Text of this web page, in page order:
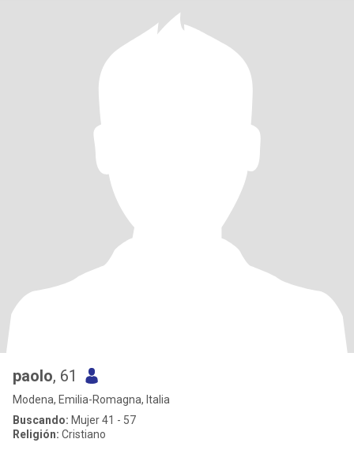
paolo, 61
Modena, Emilia-Romagna, Italia
Buscando: Mujer 41 - 57
Religión: Cristiano